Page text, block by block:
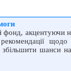
фонд, акцентуючи
щодо
збільшити шанси